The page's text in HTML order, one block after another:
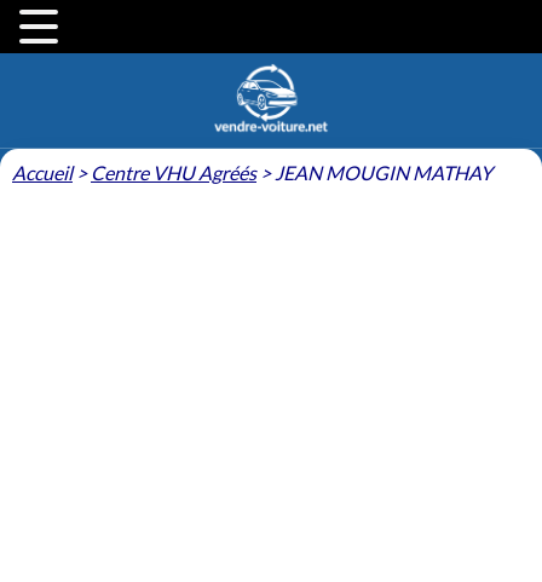
Accueil> Centre VHU Agréés> JEAN MOUGIN MATHAY